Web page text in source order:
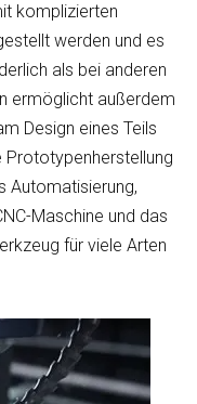
komplizierten
werden und es
als bei anderen
ermöglicht außerdem
Design eines Teils
Prototypenherstellung
Automatisierung,
Maschine und das
für viele Arten